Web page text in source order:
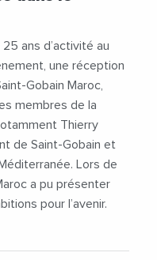
ans d’activité au
une réception
Gobain Maroc,
membres de la
Thierry
de Saint-Gobain et
Lors de
a pu présenter
pour l’avenir.